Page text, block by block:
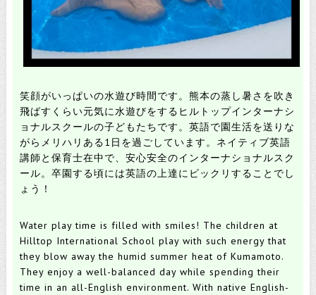
笑顔がいっぱいの水遊び時間です。 熊本の蒸し暑さを吹き
飛ばすくらい元気に水遊びをするヒルトップインターナシ
ョナルスクールの子どもたちです。 英語で園生活を送りな
がらメリハリある1日を過ごしています。 ネイティブ英語
講師と保育士在中で、安心安全のインターナショナルスク
ール。 卒園する頃には英語の上達にビックリすることでし
ょう！
Water play time is filled with smiles! The children at
Hilltop International School play with such energy that
they blow away the humid summer heat of Kumamoto.
They enjoy a well-balanced day while spending their
time in an all-English environment. With native English-